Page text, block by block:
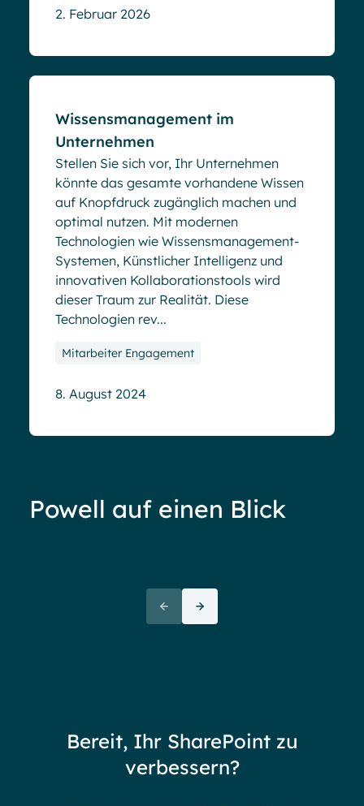
2. Februar 2026
Wissensmanagement im
Unternehmen
Stellen Sie sich vor, Ihr Unternehmen
könnte das gesamte vorhandene Wissen
auf Knopfdruck zugänglich machen und
optimal nutzen. Mit modernen
Technologien wie Wissensmanagement-
Systemen, Künstlicher Intelligenz und
innovativen Kollaborationstools wird
dieser Traum zur Realität. Diese
Technologien rev...
Mitarbeiter Engagement
8. August 2024
Powell auf einen Blick
72+
Endless gratitude
Bereit, Ihr SharePoint zu
verbessern?